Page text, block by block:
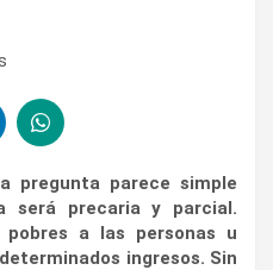
pregunta parece simple
será precaria y parcial.
a las personas u
ingresos. Sin